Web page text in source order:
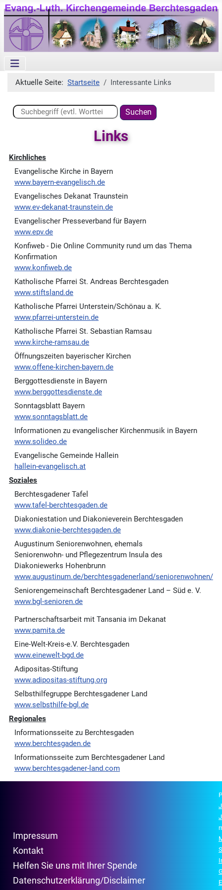
Aktuelle Seite: Startseite Interessante Links
Suchen ...
Suchen
Links
Kirchliches
Evangelische Kirche in Bayern
www.bayern-evangelisch.de
Evangelisches Dekanat Traunstein
www.ev-dekanat-traunstein.de
Evangelischer Presseverband für Bayern
www.epv.de
Konfiweb - Die Online Community rund um das Thema
Konfirmation
www.konfiweb.de
Katholische Pfarrei St. Andreas Berchtesgaden
www.stiftsland.de
Katholische Pfarrei Unterstein/Schönau a. K.
www.pfarrei-unterstein.de
Katholische Pfarrei St. Sebastian Ramsau
www.kirche-ramsau.de
Öffnungszeiten bayerischer Kirchen
www.offene-kirchen-bayern.de
Berggottesdienste in Bayern
www.berggottesdienste.de
Sonntagsblatt Bayern
www.sonntagsblatt.de
Informationen zu evangelischer Kirchenmusik in Bayern
www.solideo.de
Evangelische Gemeinde Hallein
hallein-evangelisch.at
Soziales
Berchtesgadener Tafel
www.tafel-berchtesgaden.de
Diakoniestation und Diakonieverein Berchtesgaden
www.diakonie-berchtesgaden.de
Augustinum Seniorenwohnen, ehemals
Seniorenwohn- und Pflegezentrum Insula des
Diakoniewerks Hohenbrunn
www.augustinum.de/berchtesgadenerland/seniorenwohnen/
Seniorengemeinschaft Berchtesgadener Land – Süd e. V.
www.bgl-senioren.de
Partnerschaftsarbeit mit Tansania im Dekanat
www.pamita.de
Eine-Welt-Kreis-e.V. Berchtesgaden
www.einewelt-bgd.de
Adipositas-Stiftung
www.adipositas-stiftung.org
Selbsthilfegruppe Berchtesgadener Land
www.selbsthilfe-bgl.de
Regionales
Informationsseite zu Berchtesgaden
www.berchtesgaden.de
Informationsseite zum Berchtesgadener Land
www.berchtesgadener-land.com
Impressum
Kontakt
Helfen Sie uns mit Ihrer Spende
Datenschutzerklärung/Disclaimer